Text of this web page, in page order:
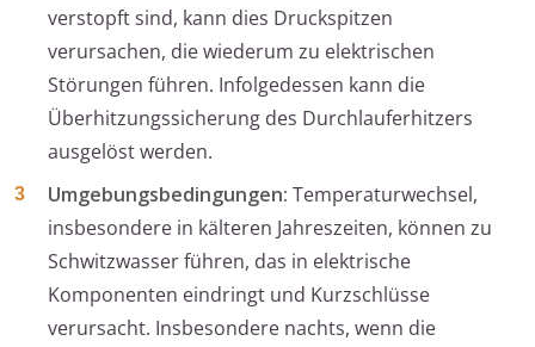
verstopft sind, kann dies Druckspitzen
verursachen, die wiederum zu elektrischen
Störungen führen. Infolgedessen kann die
Überhitzungssicherung des Durchlauferhitzers
ausgelöst werden.
Umgebungsbedingungen: Temperaturwechsel,
insbesondere in kälteren Jahreszeiten, können zu
Schwitzwasser führen, das in elektrische
Komponenten eindringt und Kurzschlüsse
verursacht. Insbesondere nachts, wenn die